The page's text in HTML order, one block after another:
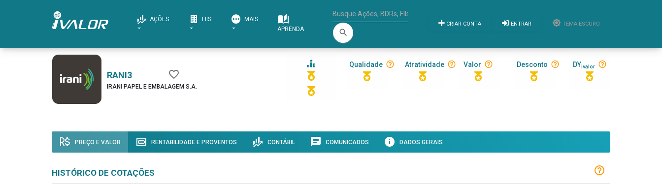
AÇÕES FIIS
MAIS
APRENDA
search
CRIAR CONTA ENTRAR TEMA ESCURO
RANI3
IRANI PAPEL E EMBALAGEM S.A.
Qualidade Atratividade Valor Desconto DYivalor
PREÇO E VALOR RENTABILIDADE E PROVENTOS CONTÁBIL COMUNICADOS DADOS GERAIS
HISTÓRICO DE COTAÇÕES